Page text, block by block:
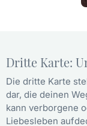
Dritte Karte:
Die dritte Karte
dar, die deinen
kann verborgene
Liebesleben